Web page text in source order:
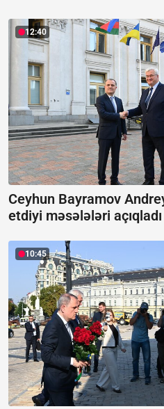
12:40
Ceyhun Bayramov
etdiyi məsələləri açıqladı
10:45